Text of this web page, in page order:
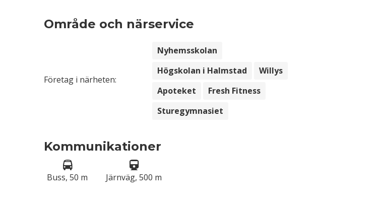
Område och närservice
Företag i närheten:
Nyhemsskolan
Högskolan i Halmstad
Willys
Apoteket
Fresh Fitness
Sturegymnasiet
Kommunikationer
Buss, 50 m Järnväg, 500 m